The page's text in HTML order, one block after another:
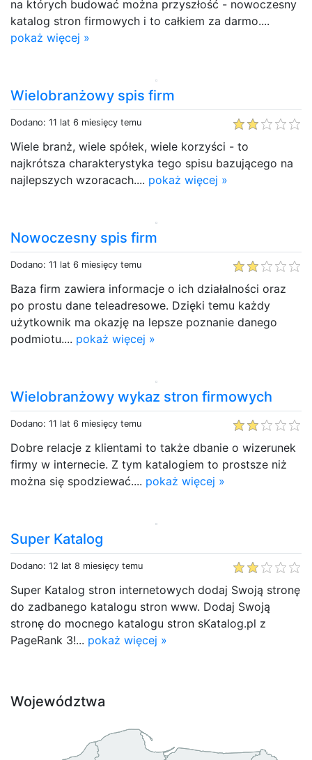
na których budować można przyszłość - nowoczesny
katalog stron firmowych i to całkiem za darmo....
pokaż więcej »
Wielobranżowy spis firm
Dodano: 11 lat 6 miesięcy temu
Wiele branż, wiele spółek, wiele korzyści - to
najkrótsza charakterystyka tego spisu bazującego na
najlepszych wzoracach.... pokaż więcej »
Nowoczesny spis firm
Dodano: 11 lat 6 miesięcy temu
Baza firm zawiera informacje o ich działalności oraz
po prostu dane teleadresowe. Dzięki temu każdy
użytkownik ma okazję na lepsze poznanie danego
podmiotu.... pokaż więcej »
Wielobranżowy wykaz stron firmowych
Dodano: 11 lat 6 miesięcy temu
Dobre relacje z klientami to także dbanie o wizerunek
firmy w internecie. Z tym katalogiem to prostsze niż
można się spodziewać.... pokaż więcej »
Super Katalog
Dodano: 12 lat 8 miesięcy temu
Super Katalog stron internetowych dodaj Swoją stronę
do zadbanego katalogu stron www. Dodaj Swoją
stronę do mocnego katalogu stron sKatalog.pl z
PageRank 3!... pokaż więcej »
Województwa